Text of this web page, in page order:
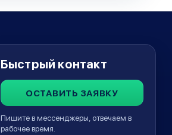
Быстрый контакт
ОСТАВИТЬ ЗАЯВКУ
Пишите в мессенджеры, отвечаем в
рабочее время.